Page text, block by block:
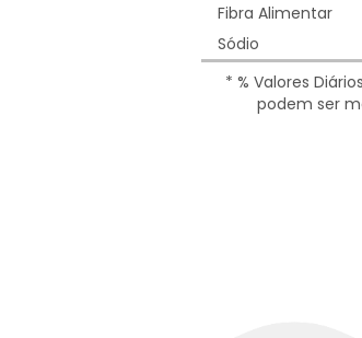
Fibra Alimentar
Sódio
* % Valores
podem ser